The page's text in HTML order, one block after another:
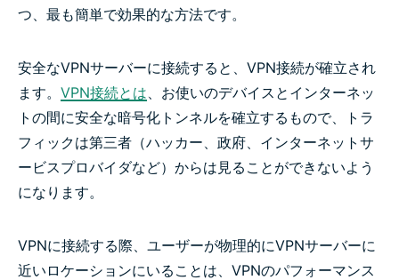
つ、最も簡単で効果的な方法です。
安全なVPNサーバーに接続すると、VPN接続が確立され
ます。 VPN接続とは、お使いのデバイスとインターネッ
トの間に安全な暗号化トンネルを確立するもので、トラ
フィックは第三者（ハッカー、政府、インターネットサ
ービスプロバイダなど）からは見ることができないよう
になります。
VPNに接続する際、ユーザーが物理的にVPNサーバーに
近いロケーションにいることは、VPNのパフォーマンス